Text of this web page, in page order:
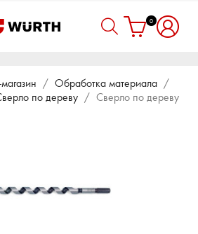
0
Обработка материала
по дереву Сверло по дереву